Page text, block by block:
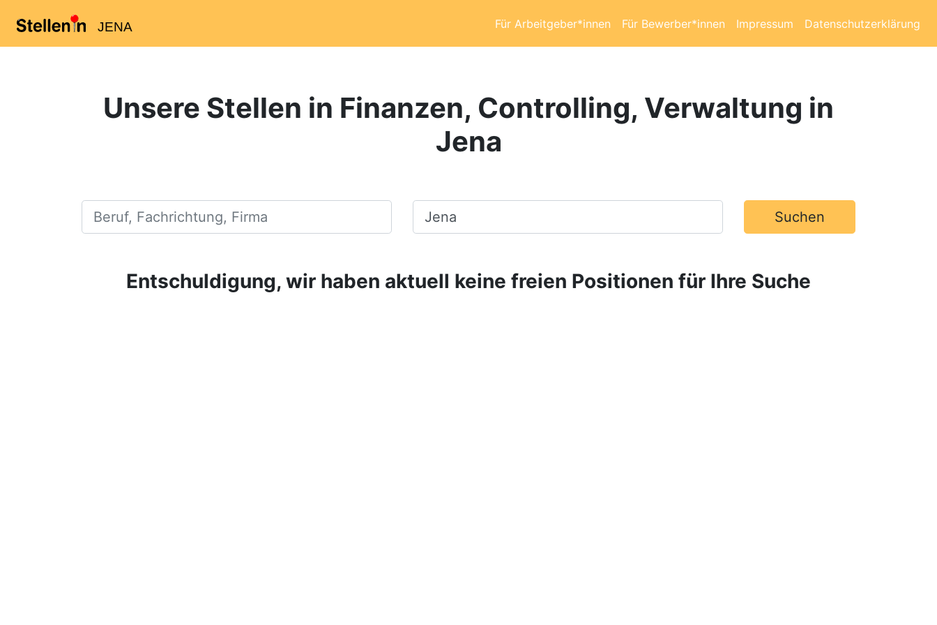
JENA Für Arbeitgeber*innen Für Bewerber*innen Impressum Datenschutzerklärung
Unsere Stellen in Finanzen, Controlling, Verwaltung in
Jena
Beruf, Fachrichtung, Firma Ort, Stadt Suchen
Entschuldigung, wir haben aktuell keine freien Positionen für Ihre Suche